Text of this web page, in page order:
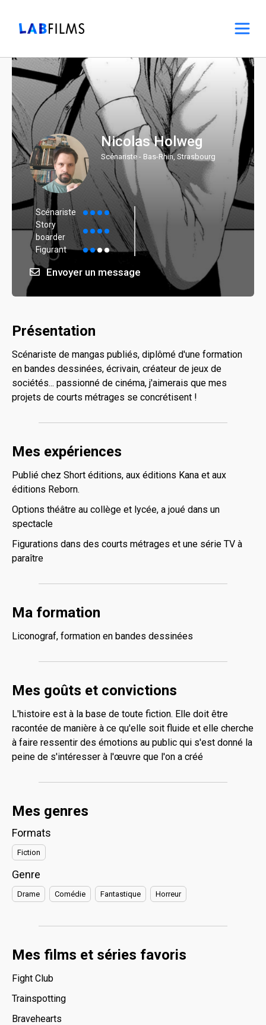
Nicolas Holweg
Scénariste - Bas-Rhin, Strasbourg
Scénariste
Story
boarder
Figurant
Envoyer un message
Présentation
Scénariste de mangas publiés, diplômé d'une formation
en bandes dessinées, écrivain, créateur de jeux de
sociétés... passionné de cinéma, j'aimerais que mes
projets de courts métrages se concrétisent !
Mes expériences
Publié chez Short éditions, aux éditions Kana et aux
éditions Reborn.
Options théâtre au collège et lycée, a joué dans un
spectacle
Figurations dans des courts métrages et une série TV à
paraître
Ma formation
Liconograf, formation en bandes dessinées
Mes goûts et convictions
L'histoire est à la base de toute fiction. Elle doit être
racontée de manière à ce qu'elle soit fluide et elle cherche
à faire ressentir des émotions au public qui s'est donné la
peine de s'intéresser à l'œuvre que l'on a créé
Mes genres
Formats
Fiction
Genre
Drame Comédie Fantastique Horreur
Mes films et séries favoris
Fight Club
Trainspotting
Bravehearts